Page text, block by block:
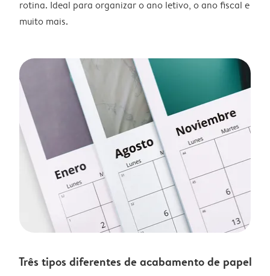
rotina. Ideal para organizar o ano letivo, o ano fiscal e
muito mais.
Três tipos diferentes de acabamento de papel